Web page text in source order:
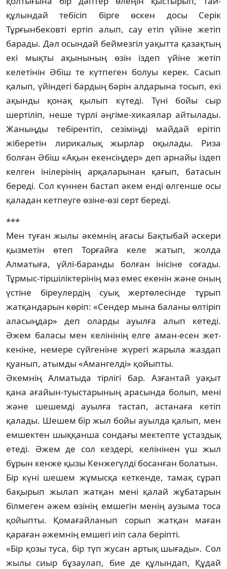
құлындай тебісіп бірге өскен досы Серік
Тұрғынбековті ертіп алып, сау етіп үйіне жетіп
барады. Дәл осын­дай беймезгіл уақытта қазақтың
екі мықты ақынының өзін іздеп үйіне жетіп
келетінін Әбіш те күтпеген болуы керек. Са­сып
қалып, үйіндегі бардың бәрін алдарына тосып, екі
ақынды қонақ қылып күтеді. Түні бойы сыр
шертіліп, неше түрлі әңгіме-хикая­лар айтылады.
Жаныңды тебірентіп, сезімің­ді майдай ерітіп
жіберетін лирикалық жыр­лар оқылады. Риза
болған Әбіш «Ақын екен­сіңдер» деп арнайы іздеп
келген інілері­нің арқаларынан қағып, батасын
береді. Сол күннен бастап әкем енді өлгенше осы
қаладан кетпеуге өзіне-өзі серт береді.
***
Мен туған жылы әкемнің ағасы Бақты­бай әскери
қызметін өтеп Торғайға келе жа­тып, жолда
Алматыға, үйлі-баранды болған інісіне соғады.
Тұрмыс-тіршіліктері­нің мәз емес екенін және оның
үстіне біреу­лердің суық жертөлесінде тұрып
жатқан­дарын көріп: «Сендер мына баланы өлтіріп
аласыңдар» деп оларды ауылға алып кетеді.
Әжем баласы мен келінінің елге аман-есен жет­
кеніне, немере сүйгеніне жүрегі жарыла жаз­дап
қуанып, атымды «Амангелді» қойыпты.
Әкемнің Алматыда тірлігі бар. Азғантай уақыт
қана ағайын-туыстарының арасында болып, мені
және шешемді ауылға тастап, астанаға кетіп
қалады. Шешем бір жыл бойы ауылда қалып, мен
емшектен шыққанша сон­дағы мектепте ұстаздық
етеді. Әжем де сол кездері, келінінен үш жыл
бұрын кенже қызы Кенжегүлді босанған болатын.
Бір күні шешем жұмысқа кеткенде, тамақ сұрап
бақырып жылап жатқан мені қалай жұбатарын
білмеген әжем өзінің ем­ше­гін менің аузыма тоса
қойыпты. Қома­ғайланып сорып жатқан маған
қараған әжемнің емшегі иіп сала беріпті.
«Бір қозы туса, бір түп жусан артық шығады». Сол
жылы сиыр бұзаулап, бие де құл­ындап, Құдай